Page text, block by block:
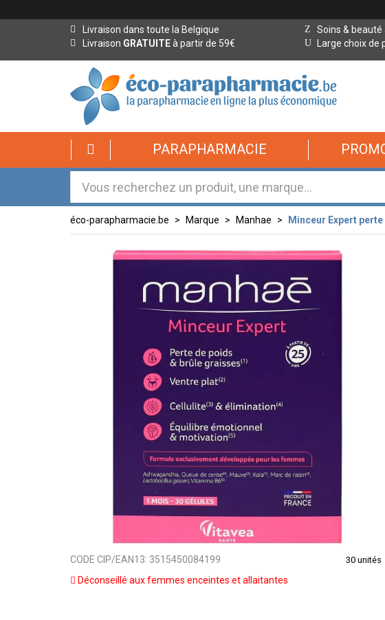
Livraison dans toute la Belgique
Livraison GRATUITEà partir de 59€
Soins &
Large choix de
éco-
parapharmacie.fr
éco-
parapharmacie.fr
PARAPHARMACIE
éco-parapharmacie.be Marque Manhae Minceur Expert
CODE CIP/EAN13: 3515450084199 30 unités
Déconseillé aux femmes enceintes et allaitantes